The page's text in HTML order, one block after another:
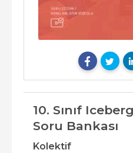
10. Sınıf
Soru Bankası
Kolektif